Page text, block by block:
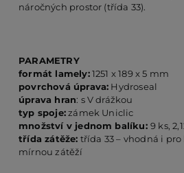
náročných prostor (třída 33).
PARAMETRY
formát lamely:1251 x 189 x 5 mm
povrchová úprava: Hydroseal
úprava hran: s V drážkou
typ spoje:zámek Uniclic
množství v jednom balíku:9 ks,
třída zátěže: třída 33 – vhodná i
mírnou zátěží